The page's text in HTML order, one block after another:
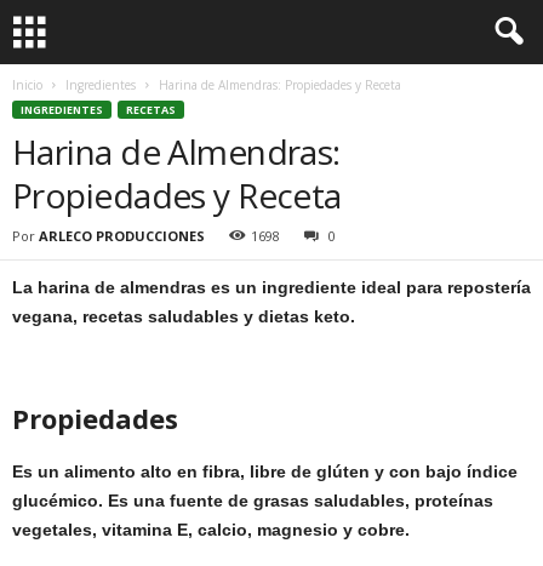
Inicio Ingredientes Harina de Almendras: Propiedades y Receta
INGREDIENTES RECETAS
Harina de Almendras:
Propiedades y Receta
Por ARLECO PRODUCCIONES 1698 0
La harina de almendras es un ingrediente ideal para repostería
vegana, recetas saludables y dietas keto.
Propiedades
Es un alimento alto en fibra, libre de glúten y con bajo índice
glucémico. Es una fuente de grasas saludables, proteínas
vegetales, vitamina E, calcio, magnesio y cobre.